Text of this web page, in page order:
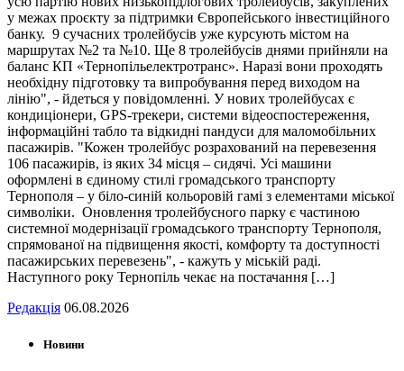
у межах проєкту за підтримки Європейського інвестиційного
банку. 9 сучасних тролейбусів уже курсують містом на
маршрутах №2 та №10. Ще 8 тролейбусів днями прийняли на
баланс КП «Тернопільелектротранс». Наразі вони проходять
необхідну підготовку та випробування перед виходом на
лінію", - йдеться у повідомленні. У нових тролейбусах є
кондиціонери, GPS-трекери, системи відеоспостереження,
інформаційні табло та відкидні пандуси для маломобільних
пасажирів. "Кожен тролейбус розрахований на перевезення
106 пасажирів, із яких 34 місця – сидячі. Усі машини
оформлені в єдиному стилі громадського транспорту
Тернополя – у біло-синій кольоровій гамі з елементами міської
символіки. Оновлення тролейбусного парку є частиною
системної модернізації громадського транспорту Тернополя,
спрямованої на підвищення якості, комфорту та доступності
пасажирських перевезень", - кажуть у міській раді.
Наступного року Тернопіль чекає на постачання […]
Редакція 06.08.2026
Новини